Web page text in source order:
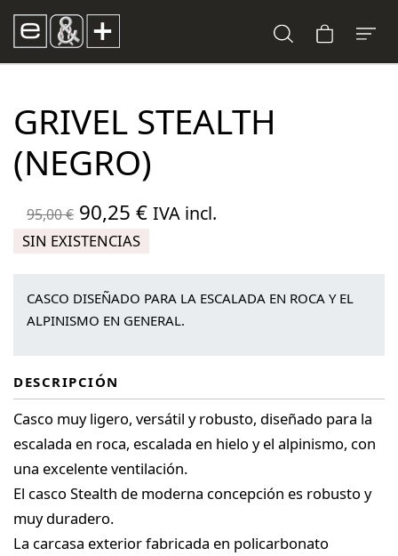
GRIVEL STEALTH
(NEGRO)
95,00€ El
precio
era:
95,00 €.
90,25 €El
es:
90,25 €.
IVA incl.
SIN EXISTENCIAS
CASCO DISEÑADO PARA LA ESCALADA EN ROCA Y EL
ALPINISMO EN GENERAL.
DESCRIPCIÓN
Casco muy ligero, versátil y robusto, diseñado para la
escalada en roca, escalada en hielo y el alpinismo, con
una excelente ventilación.
El casco Stealth de moderna concepción es robusto y
muy duradero.
La carcasa exterior fabricada en policarbonato